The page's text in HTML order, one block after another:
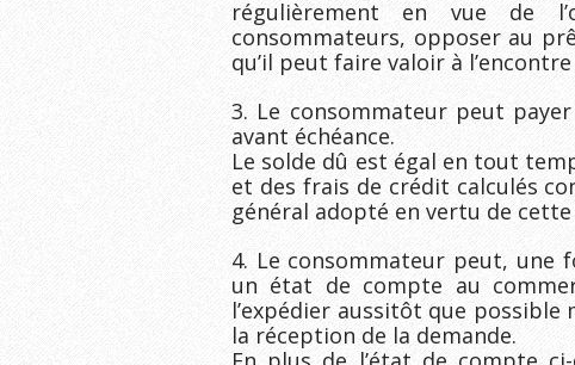
régulièrement en vue de
consommateurs, opposer au
qu’il peut faire valoir à
3. Le consommateur peut
avant échéance.
Le solde dû est égal en tout
et des frais de crédit calculés
général adopté en vertu de cette
4. Le consommateur peut, une
un état de compte au
l’expédier aussitôt que
la réception de la demande.